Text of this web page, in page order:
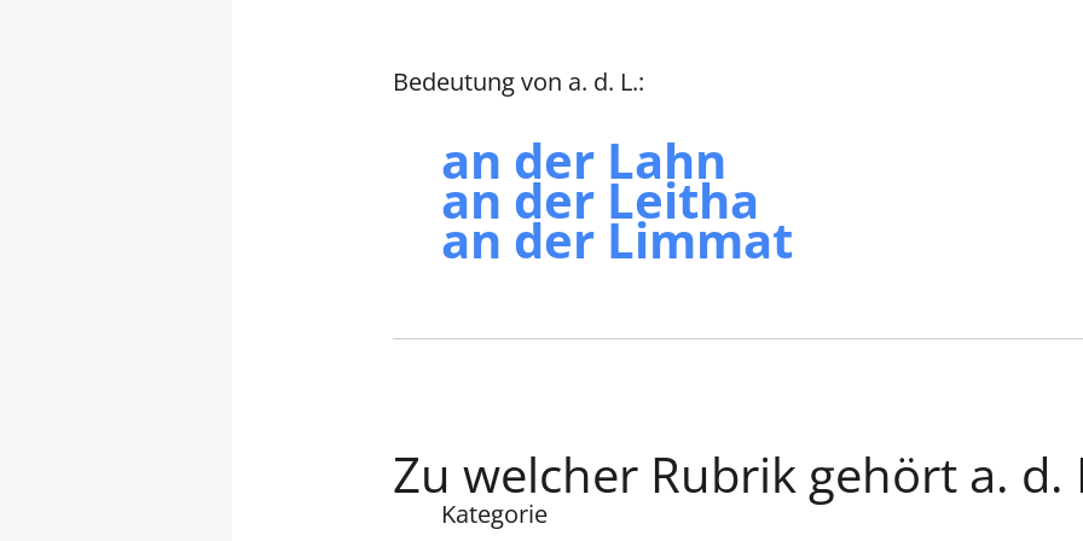
Bedeutung von a. d. L.:
an der Lahn
an der Leitha
an der Limmat
Zu welcher Rubrik gehört a. d.
Kategorie